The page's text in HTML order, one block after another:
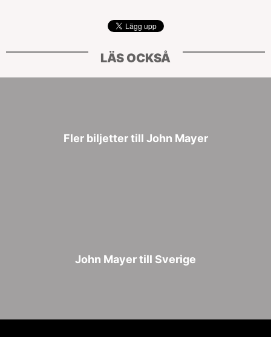
LÄS OCKSÅ
Fler biljetter till John Mayer
John Mayer till Sverige